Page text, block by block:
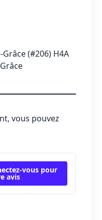
(#206) H4A
vous pouvez
vous pour
avis